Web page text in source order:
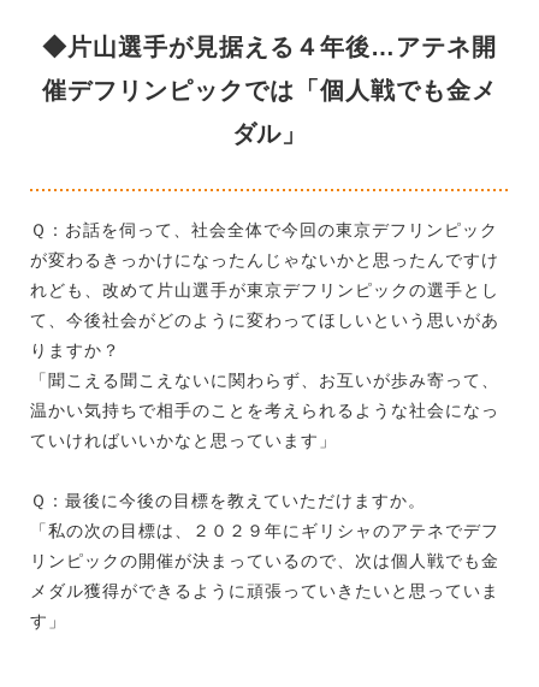
◆片山選手が見据える４年後…アテネ開
催デフリンピックでは「個人戦でも金メ
ダル」
Ｑ：お話を伺って、社会全体で今回の東京デフリンピック
が変わるきっかけになったんじゃないかと思ったんですけ
れども、改めて片山選手が東京デフリンピックの選手とし
て、今後社会がどのように変わってほしいという思いがあ
りますか？
「聞こえる聞こえないに関わらず、お互いが歩み寄って、
温かい気持ちで相手のことを考えられるような社会になっ
ていければいいかなと思っています」
Ｑ：最後に今後の目標を教えていただけますか。
「私の次の目標は、２０２９年にギリシャのアテネでデフ
リンピックの開催が決まっているので、次は個人戦でも金
メダル獲得ができるように頑張っていきたいと思っていま
す」